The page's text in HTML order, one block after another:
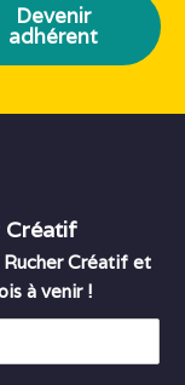
Devenir
adhérent
Créatif
Rucher Créatif et
à venir !